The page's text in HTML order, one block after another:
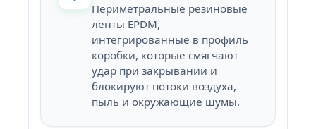
Периметральные резиновые
ленты EPDM,
интегрированные в профиль
коробки, которые смягчают
удар при закрывании и
блокируют потоки воздуха,
пыль и окружающие шумы.